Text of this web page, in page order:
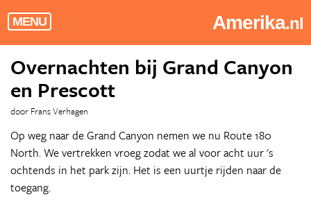
MENU Amerika.nl
Overnachten bij Grand Canyon
en Prescott
door Frans Verhagen
Op weg naar de Grand Canyon nemen we nu Route 180
North. We vertrekken vroeg zodat we al voor acht uur 's
ochtends in het park zijn. Het is een uurtje rijden naar de
toegang.